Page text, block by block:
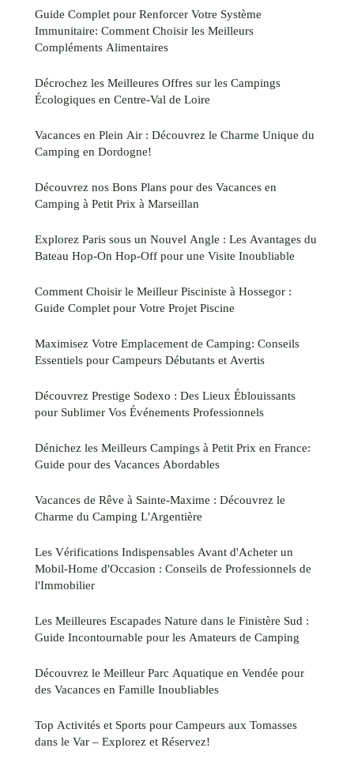
Guide Complet pour Renforcer Votre Système
Immunitaire: Comment Choisir les Meilleurs
Compléments Alimentaires
Décrochez les Meilleures Offres sur les Campings
Écologiques en Centre-Val de Loire
Vacances en Plein Air : Découvrez le Charme Unique du
Camping en Dordogne!
Découvrez nos Bons Plans pour des Vacances en
Camping à Petit Prix à Marseillan
Explorez Paris sous un Nouvel Angle : Les Avantages du
Bateau Hop-On Hop-Off pour une Visite Inoubliable
Comment Choisir le Meilleur Pisciniste à Hossegor :
Guide Complet pour Votre Projet Piscine
Maximisez Votre Emplacement de Camping: Conseils
Essentiels pour Campeurs Débutants et Avertis
Découvrez Prestige Sodexo : Des Lieux Éblouissants
pour Sublimer Vos Événements Professionnels
Dénichez les Meilleurs Campings à Petit Prix en France:
Guide pour des Vacances Abordables
Vacances de Rêve à Sainte-Maxime : Découvrez le
Charme du Camping L'Argentière
Les Vérifications Indispensables Avant d'Acheter un
Mobil-Home d'Occasion : Conseils de Professionnels de
l'Immobilier
Les Meilleures Escapades Nature dans le Finistère Sud :
Guide Incontournable pour les Amateurs de Camping
Découvrez le Meilleur Parc Aquatique en Vendée pour
des Vacances en Famille Inoubliables
Top Activités et Sports pour Campeurs aux Tomasses
dans le Var – Explorez et Réservez!